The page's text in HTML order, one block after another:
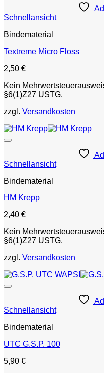
Schnellansicht
Bindematerial
Textreme Micro Floss
2,50 €
Kein
§6(1)Z27 USTG.
zzgl. Versandkosten
Schnellansicht
Bindematerial
HM Krepp
2,40 €
Kein
§6(1)Z27 USTG.
zzgl. Versandkosten
Schnellansicht
Bindematerial
UTC G.S.P. 100
5,90 €